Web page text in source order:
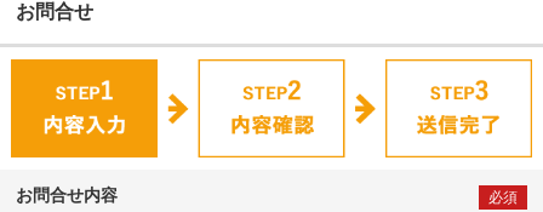
お問合せ
お問合せ内容 必須